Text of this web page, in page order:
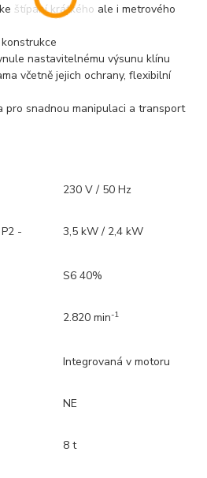
štípání krátkého ale i metrového
nastavitelnému výsunu klínu
včetně jejich ochrany, flexibilní
pro snadnou manipulaci a transport
230 V / 50 Hz
-
3,5 kW / 2,4 kW
S6 40%
2.820 min-1
Integrovaná v motoru
NE
8 t